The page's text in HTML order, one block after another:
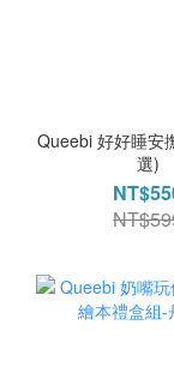
Queebi 好好睡安
選)